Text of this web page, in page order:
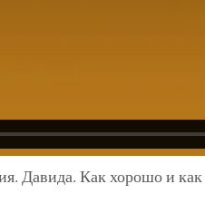
Давида. Как хорошо и